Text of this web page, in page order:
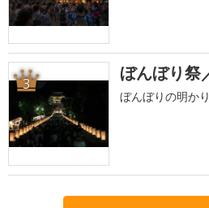
3 ぼんぼり祭
ぼんぼりの明か